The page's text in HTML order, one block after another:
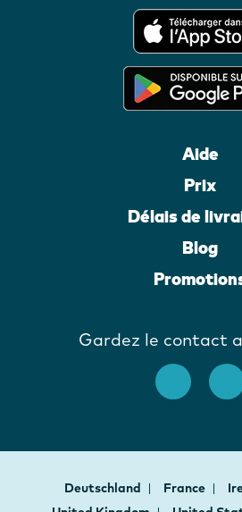
Aide
Prix
Délais de
Blog
Gardez le contact
Deutschland France